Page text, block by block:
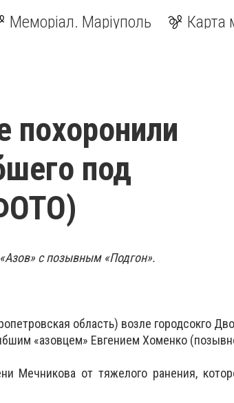
Меморіал. Маріуполь Карта
похоронили
под
с позывным «Подгон».
область) возле городсокго
«азовцем» Евгением Хоменко
Мечникова от тяжелого ранения,